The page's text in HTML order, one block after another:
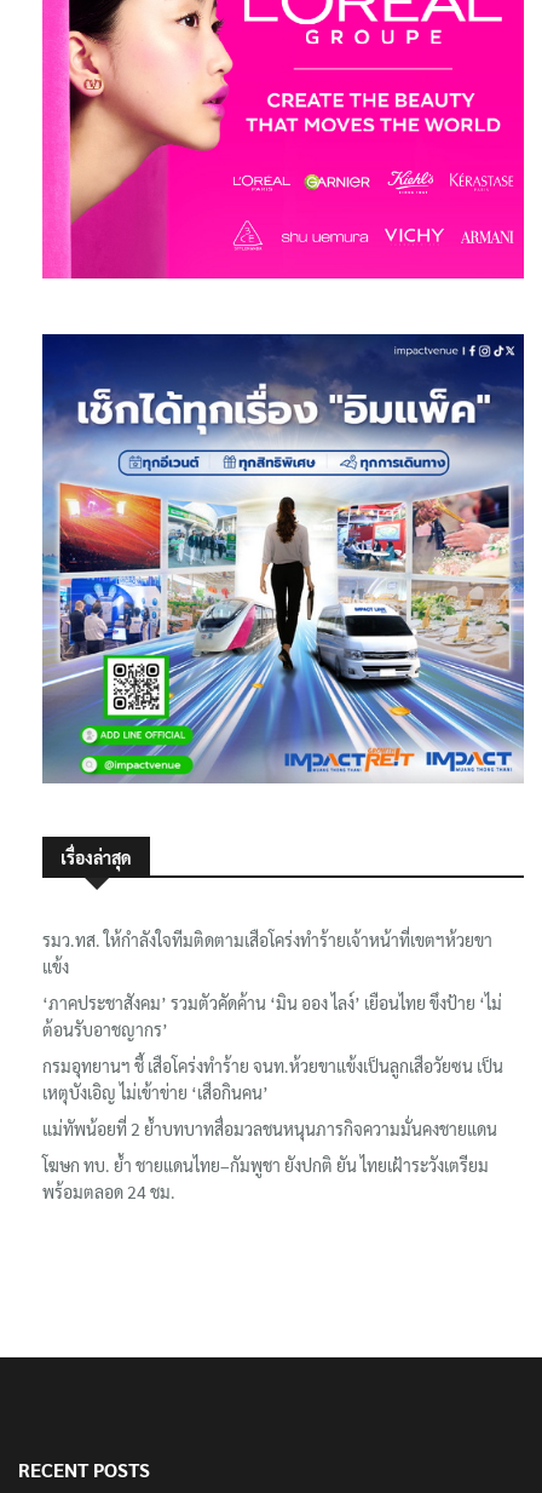
เรื่องล่าสุด
รมว.ทส. ให้กำลังใจทีมติดตามเสือโคร่งทำร้ายเจ้าหน้าที่เขตฯห้วยขา
แข้ง
‘ภาคประชาสังคม’ รวมตัวคัดค้าน ‘มิน ออง ไลง์’ เยือนไทย ขึงป้าย ‘ไม่
ต้อนรับอาชญากร’
กรมอุทยานฯ ชี้ เสือโคร่งทำร้าย จนท.ห้วยขาแข้งเป็นลูกเสือวัยซน เป็น
เหตุบังเอิญ ไม่เข้าข่าย ‘เสือกินคน’
แม่ทัพน้อยที่ 2 ย้ำบทบาทสื่อมวลชนหนุนภารกิจความมั่นคงชายแดน
โฆษก ทบ. ย้ำ ชายแดนไทย–กัมพูชา ยังปกติ ยัน ไทยเฝ้าระวังเตรียม
พร้อมตลอด 24 ชม.
RECENT POSTS